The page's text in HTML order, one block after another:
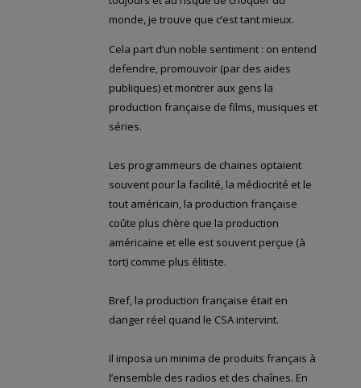
monde, je trouve que c’est tant mieux.
Cela part d’un noble sentiment : on entend
defendre, promouvoir (par des aides
publiques) et montrer aux gens la
production française de films, musiques et
séries.
Les programmeurs de chaines optaient
souvent pour la facilité, la médiocrité et le
tout américain, la production française
coûte plus chère que la production
américaine et elle est souvent perçue (à
tort) comme plus élitiste.
Bref, la production française était en
danger réel quand le CSA intervint.
Il imposa un minima de produits français à
l’ensemble des radios et des chaînes. En